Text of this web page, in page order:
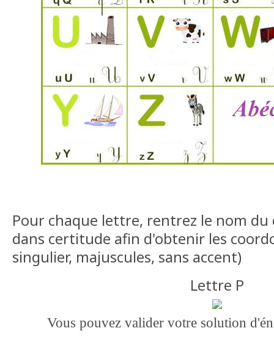
Pour chaque lettre, rentrez le nom
dans certitude afin d'obtenir les
singulier, majuscules, sans accent)
Lettre P
Vous pouvez valider votre solution